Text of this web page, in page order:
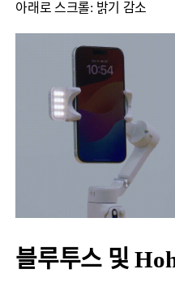
아래로 스크롤: 밝기 감소
블루투스 및